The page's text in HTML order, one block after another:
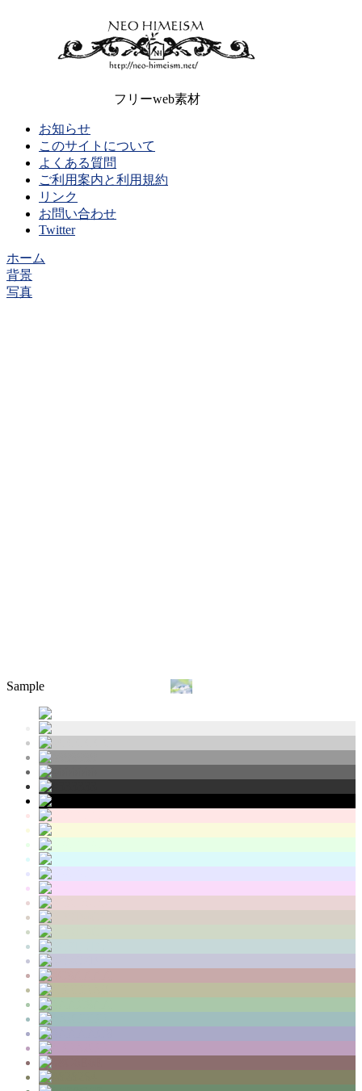
フリーweb素材
お知らせ
このサイトについて
よくある質問
ご利用案内と利用規約
リンク
お問い合わせ
Twitter
ホーム
背景
写真
Sample